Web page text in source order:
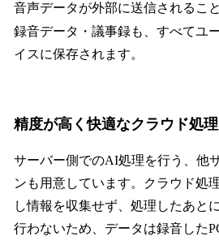
音声データが外部に送信されるこ
録音データ・議事録も、すべてユ
イスに保存されます。
精度が高く快適なクラウド処理
サーバー側でのAI処理を行う、他
ンも用意しています。クラウド処
し情報を収集せず、処理したあと
行わないため、データは録音した